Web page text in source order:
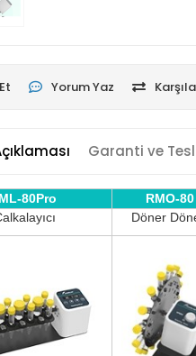
Yorum Yaz
Garanti ve
80Pro RMO-80
Döner